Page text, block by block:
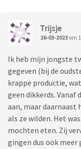
Trijsje
26-03-2023 om
Ik heb mijn jongste
gegeven (bij de
krappe productie,
geen dikkerds.
aan, maar daarnaast
als ze wilden. Het
mochten eten. Zij
gingen dus ook meer